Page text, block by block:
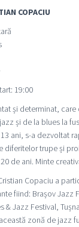
COPACIU
19:00
și determinat,
și de la blues la
ani, s-a dezvoltat
diferitelor trupe și
de ani. Minte
Copaciu a
fiind: Brașov Jazz
& Jazz Festival,
zonă de jazz